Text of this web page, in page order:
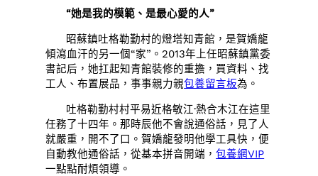
“她是我的模範、是最心愛的人”
昭蘇鎮吐格勒勤村的燈塔知青館，是賀嬌龍
傾瀉血汗的另一個“家”。2013年上任昭蘇鎮黨委
書記后，她扛起知青館裝修的重擔，買資料、找
工人、布置展品，事事親力親包養留言板為。
吐格勒勤村村平易近格敏江·熱合木江在這里
任務了十四年。那時辰他不會說通俗話，見了人
就嚴重，開不了口。賀嬌龍發明他學工具快，便
自動教他通俗話，從基本拼音開端，包養網VIP
一點點耐煩領導。